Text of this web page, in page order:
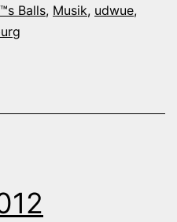
Balls, Musik, udwue,